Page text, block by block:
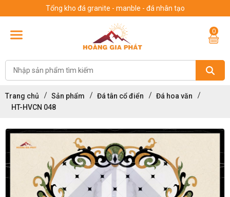
Tổng kho đá granite - manble - đá nhân tạo
0
Trang chủ Sản phẩm Đá tân cổ điển
Đá hoa văn
HT-HVCN 048